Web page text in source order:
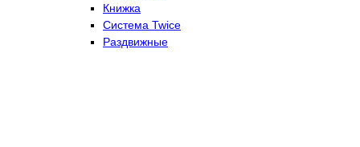
Книжка
Система Twice
Раздвижные